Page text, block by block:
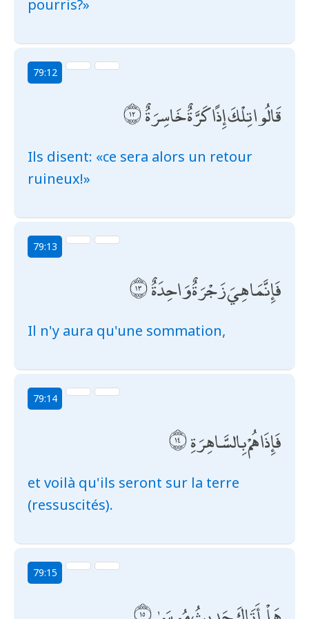
pourris?»
79:12
قَالُوا تِلْكَ إِذًا كَرَّةٌ خَاسِرَةٌ
Ils disent: «ce sera alors un retour
ruineux!»
79:13
فَإِنَّمَا هِيَ زَجْرَةٌ وَاحِدَةٌ
Il n'y aura qu'une sommation,
79:14
فَإِذَا هُمْ بِالسَّاهِرَةِ
et voilà qu'ils seront sur la terre
(ressuscités).
79:15